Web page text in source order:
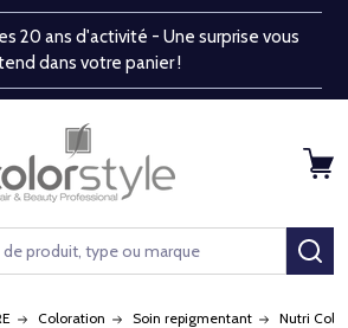
20 ans d'activité - Une surprise vous
dans votre panier !
Coloration Soin repigmentant Nutri Color